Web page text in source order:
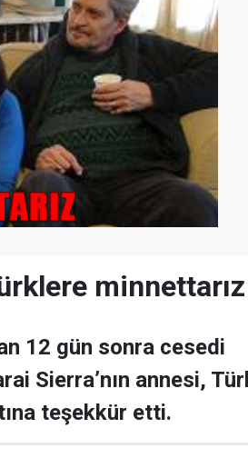
minnettarız
12 gün sonra cesedi
Sierra’nın annesi,
teşekkür etti.